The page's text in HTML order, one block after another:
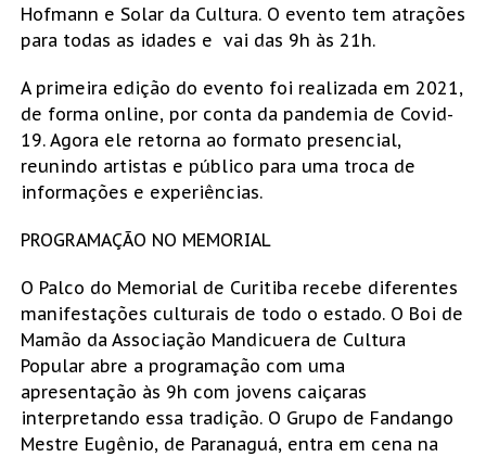
Hofmann e Solar da Cultura. O evento tem atrações
para todas as idades e vai das 9h às 21h.
A primeira edição do evento foi realizada em 2021,
de forma online, por conta da pandemia de Covid-
19. Agora ele retorna ao formato presencial,
reunindo artistas e público para uma troca de
informações e experiências.
PROGRAMAÇÃO NO MEMORIAL
O Palco do Memorial de Curitiba recebe diferentes
manifestações culturais de todo o estado. O Boi de
Mamão da Associação Mandicuera de Cultura
Popular abre a programação com uma
apresentação às 9h com jovens caiçaras
interpretando essa tradição. O Grupo de Fandango
Mestre Eugênio, de Paranaguá, entra em cena na